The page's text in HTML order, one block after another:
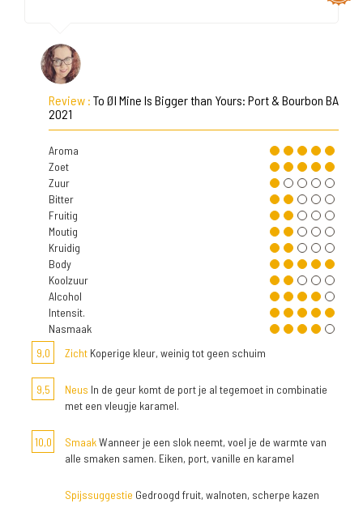
Review : To Øl Mine Is Bigger than Yours: Port & Bourbon BA
2021
Aroma
Zoet
Zuur
Bitter
Fruitig
Moutig
Kruidig
Body
Koolzuur
Alcohol
Intensit.
Nasmaak
9,0
Zicht Koperige kleur, weinig tot geen schuim
9,5 Neus In de geur komt de port je al tegemoet in combinatie
met een vleugje karamel.
10,0 SmaakWanneer je een slok neemt, voel je de warmte van
alle smaken samen. Eiken, port, vanille en karamel
Spijssuggestie Gedroogd fruit, walnoten, scherpe kazen